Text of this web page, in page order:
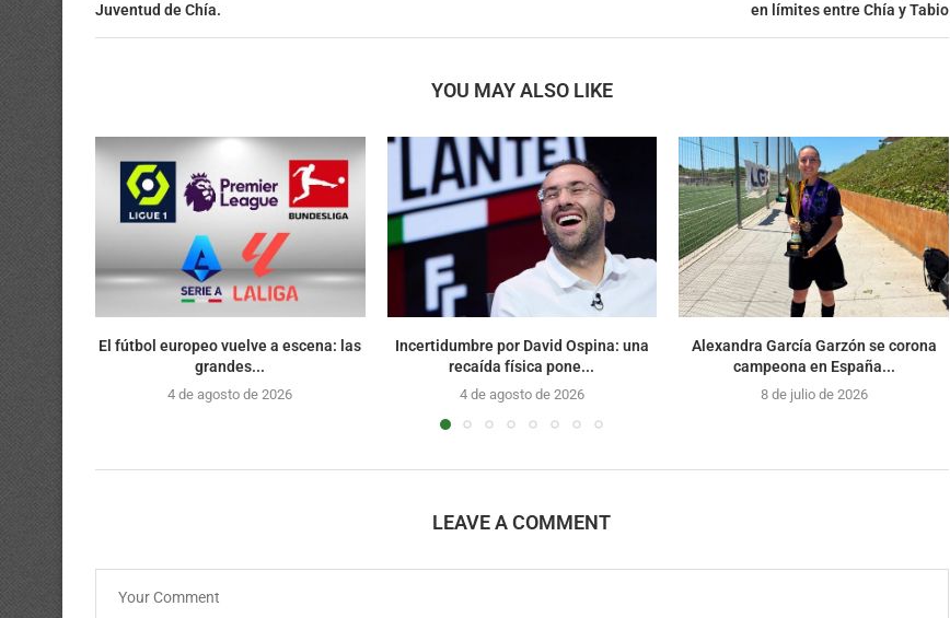
Juventud de Chía.
en límites entre Chía y Tabio
YOU MAY ALSO LIKE
El fútbol europeo vuelve a escena: las
grandes...
4 de agosto de 2026
Incertidumbre por David Ospina: una
recaída física pone...
4 de agosto de 2026
Alexandra García Garzón se corona
campeona en España...
8 de julio de 2026
LEAVE A COMMENT